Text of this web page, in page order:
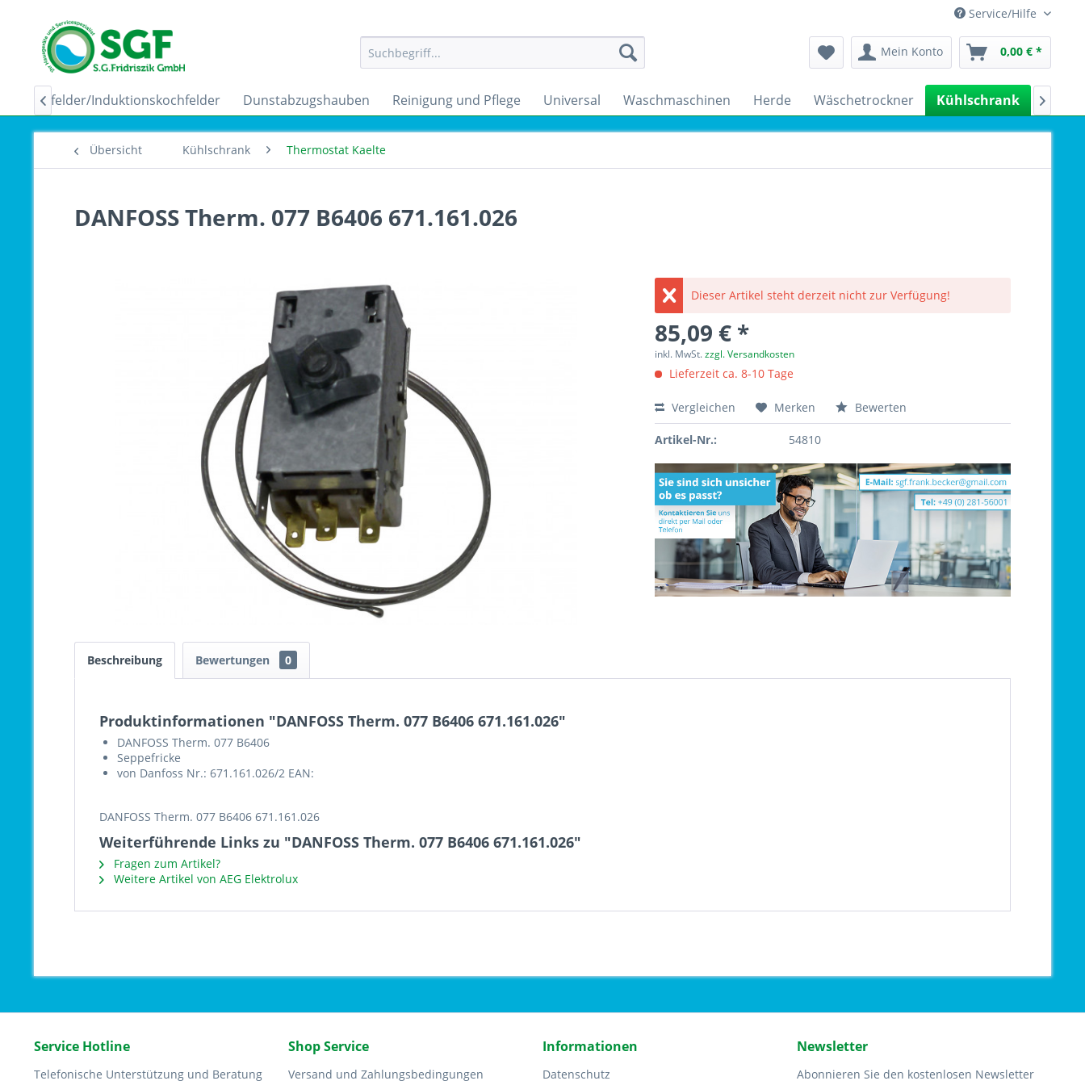
Service/Hilfe
Mein Konto 0,00 € *
Ceranfelder/Induktionskochfelder Dunstabzugshauben Reinigung und Pflege Universal Waschmaschinen Herde Wäschetrockner Kühlschrank
 
Übersicht Kühlschrank Thermostat Kaelte
DANFOSS Therm. 077 B6406 671.161.026
Dieser Artikel steht derzeit nicht zur Verfügung!
85,09 € *
inkl. MwSt.zzgl. Versandkosten
Lieferzeit ca. 8-10 Tage
Vergleichen Merken Bewerten
Artikel-Nr.: 54810
Beschreibung Bewertungen 0
Produktinformationen "DANFOSS Therm. 077 B6406 671.161.026"
DANFOSS Therm. 077 B6406
Seppefricke
von Danfoss Nr.: 671.161.026/2 EAN:
DANFOSS Therm. 077 B6406 671.161.026
Weiterführende Links zu "DANFOSS Therm. 077 B6406 671.161.026"
Fragen zum Artikel?
Weitere Artikel von AEG Elektrolux
Service Hotline
Telefonische Unterstützung und Beratung
Shop Service
Versand und Zahlungsbedingungen
Informationen
Datenschutz
Newsletter
Abonnieren Sie den kostenlosen Newsletter